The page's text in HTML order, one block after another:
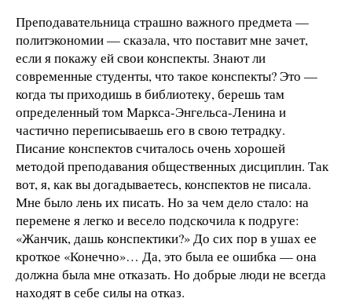
Преподавательница страшно важного предмета —
политэкономии — сказала, что поставит мне зачет,
если я покажу ей свои конспекты. Знают ли
современные студенты, что такое конспекты? Это —
когда ты приходишь в библиотеку, берешь там
определенный том Маркса-Энгельса-Ленина и
частично переписываешь его в свою тетрадку.
Писание конспектов считалось очень хорошей
методой преподавания общественных дисциплин. Так
вот, я, как вы догадываетесь, конспектов не писала.
Мне было лень их писать. Но за чем дело стало: на
перемене я легко и весело подскочила к подруге:
«Жанчик, дашь конспектики?» До сих пор в ушах ее
кроткое «Конечно»… Да, это была ее ошибка — она
должна была мне отказать. Но добрые люди не всегда
находят в себе силы на отказ.